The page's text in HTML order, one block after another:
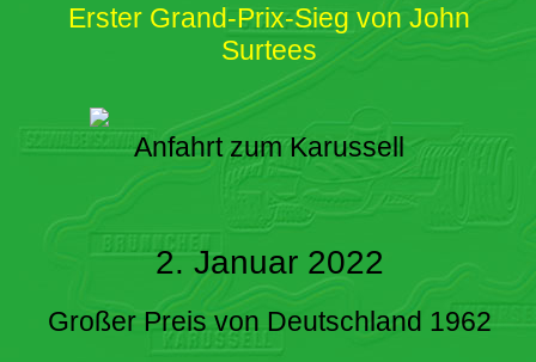
Erster Grand-Prix-Sieg von John
Surtees
Anfahrt zum Karussell
2. Januar 2022
Großer Preis von Deutschland 1962